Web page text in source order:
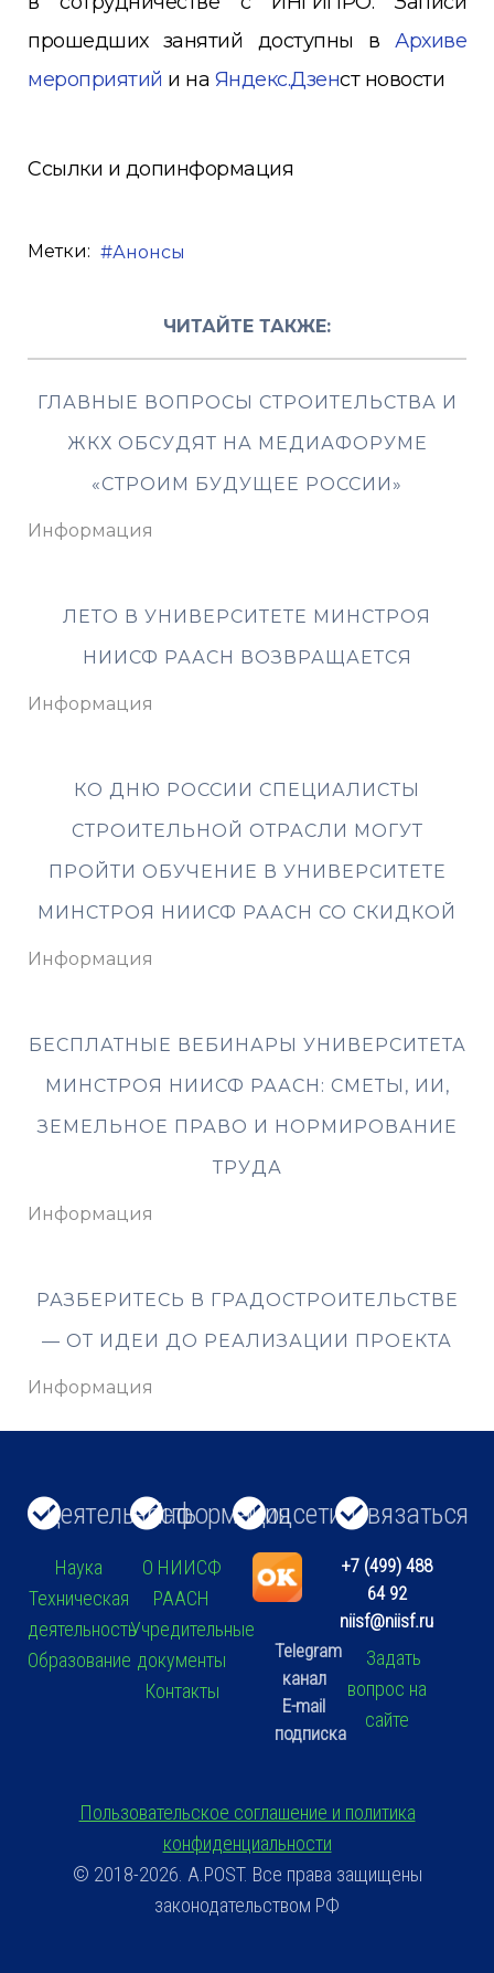
прошедших занятий доступны в Архиве
мероприятий и на Яндекс.Дзенст новости
Ссылки и допинформация
Метки: Анонсы
ЧИТАЙТЕ ТАКЖЕ:
ГЛАВНЫЕ ВОПРОСЫ СТРОИТЕЛЬСТВА И
ЖКХ ОБСУДЯТ НА МЕДИАФОРУМЕ
«СТРОИМ БУДУЩЕЕ РОССИИ»
Информация
ЛЕТО В УНИВЕРСИТЕТЕ МИНСТРОЯ
НИИСФ РААСН ВОЗВРАЩАЕТСЯ
Информация
КО ДНЮ РОССИИ СПЕЦИАЛИСТЫ
СТРОИТЕЛЬНОЙ ОТРАСЛИ МОГУТ
ПРОЙТИ ОБУЧЕНИЕ В УНИВЕРСИТЕТЕ
МИНСТРОЯ НИИСФ РААСН СО СКИДКОЙ
Информация
БЕСПЛАТНЫЕ ВЕБИНАРЫ УНИВЕРСИТЕТА
МИНСТРОЯ НИИСФ РААСН: СМЕТЫ, ИИ,
ЗЕМЕЛЬНОЕ ПРАВО И НОРМИРОВАНИЕ
ТРУДА
Информация
РАЗБЕРИТЕСЬ В ГРАДОСТРОИТЕЛЬСТВЕ
— ОТ ИДЕИ ДО РЕАЛИЗАЦИИ ПРОЕКТА
Информация
Деятельность
Наука
Техническая
деятельность
Образование
Информация
О НИИСФ
РААСН
Учредительные
документы
Контакты
Соцсети
Telegram
канал
E-mail
подписка
Связаться
+7 (499) 488
64 92
niisf@niisf.ru
Задать
вопрос на
сайте
Пользовательское соглашение и политика
конфиденциальности
© 2018-2026. A.POST. Все права защищены
законодательством РФ